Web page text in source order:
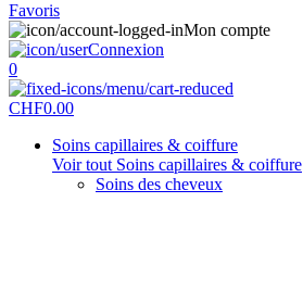
Favoris
Mon compte
Connexion
0
CHF0.00
Soins capillaires & coiffure
Voir tout Soins capillaires & coiffure
Soins des cheveux